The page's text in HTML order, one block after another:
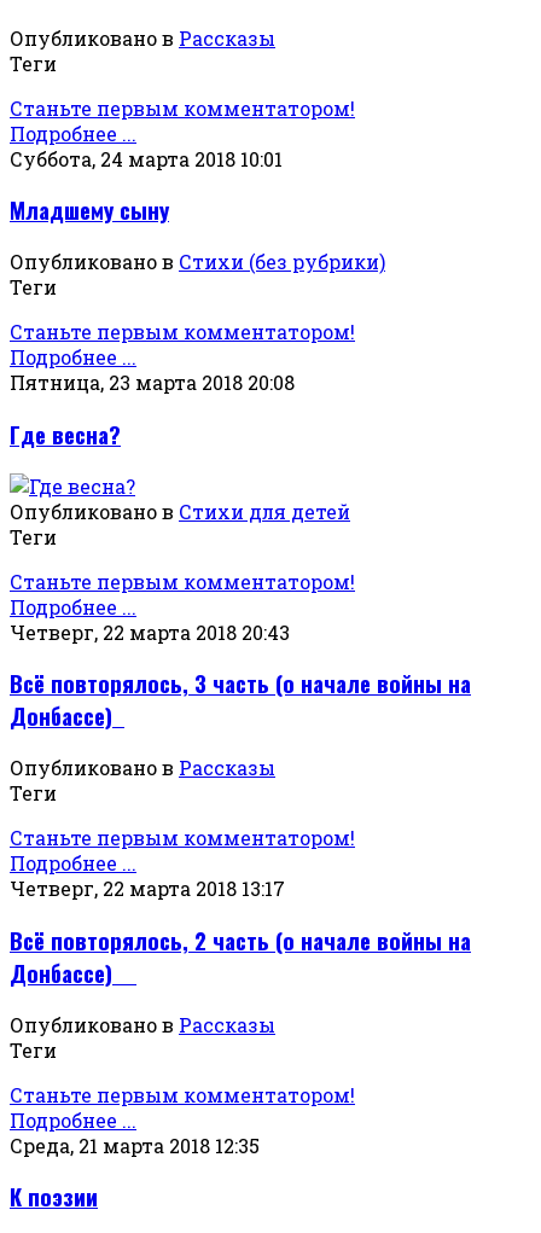
Опубликовано в Рассказы
Теги
Станьте первым комментатором!
Подробнее ...
Суббота, 24 марта 2018 10:01
Младшему сыну
Опубликовано в Стихи (без рубрики)
Теги
Станьте первым комментатором!
Подробнее ...
Пятница, 23 марта 2018 20:08
Где весна?
Опубликовано в Стихи для детей
Теги
Станьте первым комментатором!
Подробнее ...
Четверг, 22 марта 2018 20:43
Всё повторялось, 3 часть (о начале войны на
Донбассе)
Опубликовано в Рассказы
Теги
Станьте первым комментатором!
Подробнее ...
Четверг, 22 марта 2018 13:17
Всё повторялось, 2 часть (о начале войны на
Донбассе)
Опубликовано в Рассказы
Теги
Станьте первым комментатором!
Подробнее ...
Среда, 21 марта 2018 12:35
К поэзии